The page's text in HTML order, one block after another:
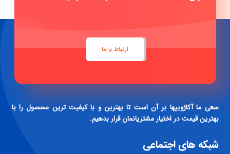
ارتباط با ما
سعی ما آکاژوییها بر آن است تا بهترین و با کیفیت ترین محصول را با
بهترین قیمت در اختیار مشتریانمان قرار بدهیم.
شبکه های اجتماعی